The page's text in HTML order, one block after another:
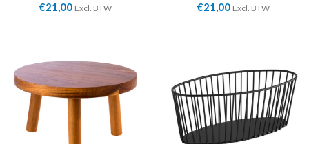
€21,00 Excl. BTW €21,00 Excl. BTW